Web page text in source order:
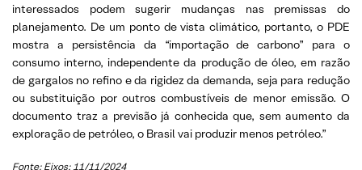
interessados podem sugerir mudanças nas premissas do
planejamento. De um ponto de vista climático, portanto, o PDE
mostra a persistência da “importação de carbono” para o
consumo interno, independente da produção de óleo, em razão
de gargalos no refino e da rigidez da demanda, seja para redução
ou substituição por outros combustíveis de menor emissão. O
documento traz a previsão já conhecida que, sem aumento da
exploração de petróleo, o Brasil vai produzir menos petróleo.”
Fonte: Eixos; 11/11/2024